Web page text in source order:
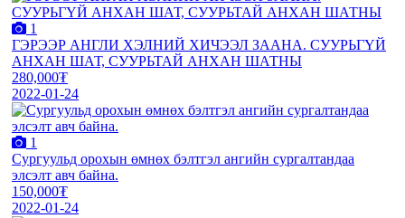
1
ГЭРЭЭР АНГЛИ ХЭЛНИЙ ХИЧЭЭЛ ЗААНА. СУУРЬГҮЙ
АНХАН ШАТ, СУУРЬТАЙ АНХАН ШАТНЫ
280,000₮
2022-01-24
1
Сургуульд орохын өмнөх бэлтгэл ангийн сургалтандаа
элсэлт авч байна.
150,000₮
2022-01-24